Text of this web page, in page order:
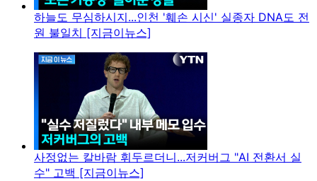
하늘도 무심하시지...인천 '훼손 시신' 실종자 DNA도 전
원 불일치 [지금이뉴스]
사정없는 칼바람 휘두르더니...저커버그 "AI 전환서 실
수" 고백 [지금이뉴스]